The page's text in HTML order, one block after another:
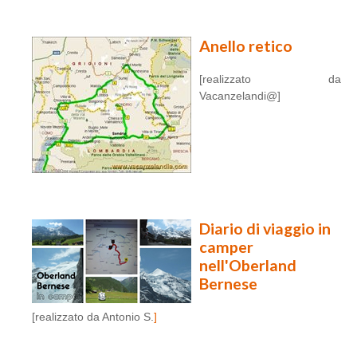
Anello retico
[realizzato da
Vacanzelandi@]
Diario di viaggio in
camper
nell'Oberland
Bernese
[realizzato da Antonio S. ]